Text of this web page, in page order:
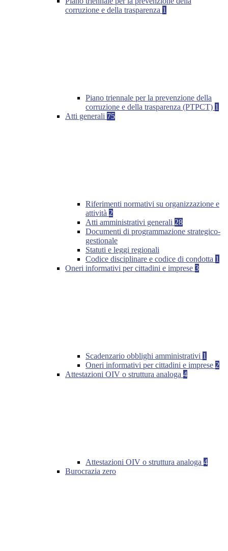
corruzione e della trasparenza 1
Piano triennale per la prevenzione della
corruzione e della trasparenza (PTPCT) 1
Atti generali 75
Riferimenti normativi su organizzazione e
attività 2
Atti amministrativi generali 28
Documenti di programmazione strategico-
gestionale
Statuti e leggi regionali
Codice disciplinare e codice di condotta 1
Oneri informativi per cittadini e imprese 3
Scadenzario obblighi amministrativi 1
Oneri informativi per cittadini e imprese 2
Attestazioni OIV o struttura analoga 4
Attestazioni OIV o struttura analoga 4
Burocrazia zero